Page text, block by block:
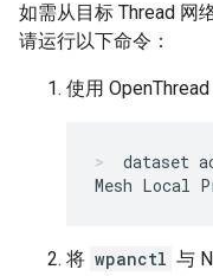
如需从目标 Thread 网
请运行以下命令：
使用 OpenThread
dataset
将 wpanctl 与